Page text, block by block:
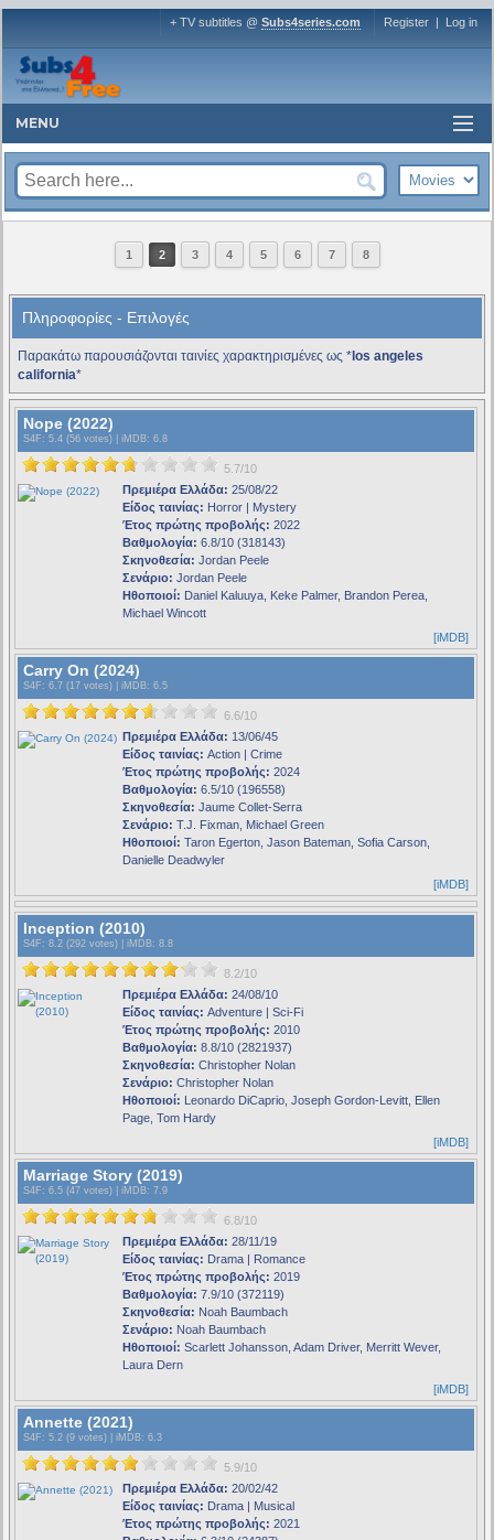
+ TV subtitles @ Subs4series.com Register | Log in
MENU
1 2 3 4 5 6 7 8
Πληροφορίες - Επιλογές
Παρακάτω παρουσιάζονται ταινίες χαρακτηρισμένες ως * los angeles
california*
Nope (2022)
S4F : 5.4 (56 votes) | iMDB: 6.8
5.7/10
Πρεμιέρα Ελλάδα: 25/08/22
Είδος ταινίας: Horror | Mystery
Έτος πρώτης προβολής: 2022
Βαθμολογία: 6.8/10 (318143)
Σκηνοθεσία: Jordan Peele
Σενάριο: Jordan Peele
Ηθοποιοί: Daniel Kaluuya, Keke Palmer, Brandon Perea,
Michael Wincott
[iMDB]
Carry On (2024)
S4F : 6.7 (17 votes) | iMDB: 6.5
6.6/10
Πρεμιέρα Ελλάδα: 13/06/45
Είδος ταινίας: Action | Crime
Έτος πρώτης προβολής: 2024
Βαθμολογία: 6.5/10 (196558)
Σκηνοθεσία: Jaume Collet-Serra
Σενάριο: T.J. Fixman, Michael Green
Ηθοποιοί: Taron Egerton, Jason Bateman, Sofia Carson,
Danielle Deadwyler
[iMDB]
Inception (2010)
S4F : 8.2 (292 votes) | iMDB: 8.8
8.2/10
Πρεμιέρα Ελλάδα: 24/08/10
Είδος ταινίας: Adventure | Sci-Fi
Έτος πρώτης προβολής: 2010
Βαθμολογία: 8.8/10 (2821937)
Σκηνοθεσία: Christopher Nolan
Σενάριο: Christopher Nolan
Ηθοποιοί: Leonardo DiCaprio, Joseph Gordon-Levitt, Ellen
Page, Tom Hardy
[iMDB]
Marriage Story (2019)
S4F : 6.5 (47 votes) | iMDB: 7.9
6.8/10
Πρεμιέρα Ελλάδα: 28/11/19
Είδος ταινίας: Drama | Romance
Έτος πρώτης προβολής: 2019
Βαθμολογία: 7.9/10 (372119)
Σκηνοθεσία: Noah Baumbach
Σενάριο: Noah Baumbach
Ηθοποιοί: Scarlett Johansson, Adam Driver, Merritt Wever,
Laura Dern
[iMDB]
Annette (2021)
S4F : 5.2 (9 votes) | iMDB: 6.3
5.9/10
Πρεμιέρα Ελλάδα: 20/02/42
Είδος ταινίας: Drama | Musical
Έτος πρώτης προβολής: 2021